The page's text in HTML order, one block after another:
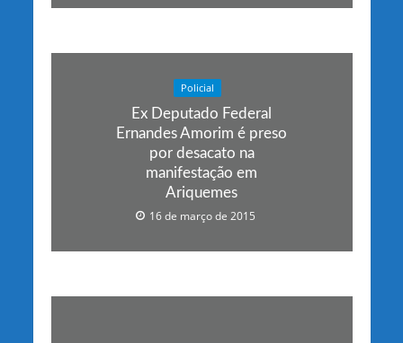
Policial
Ex Deputado Federal
Ernandes Amorim é preso
por desacato na
manifestação em
Ariquemes
16 de março de 2015